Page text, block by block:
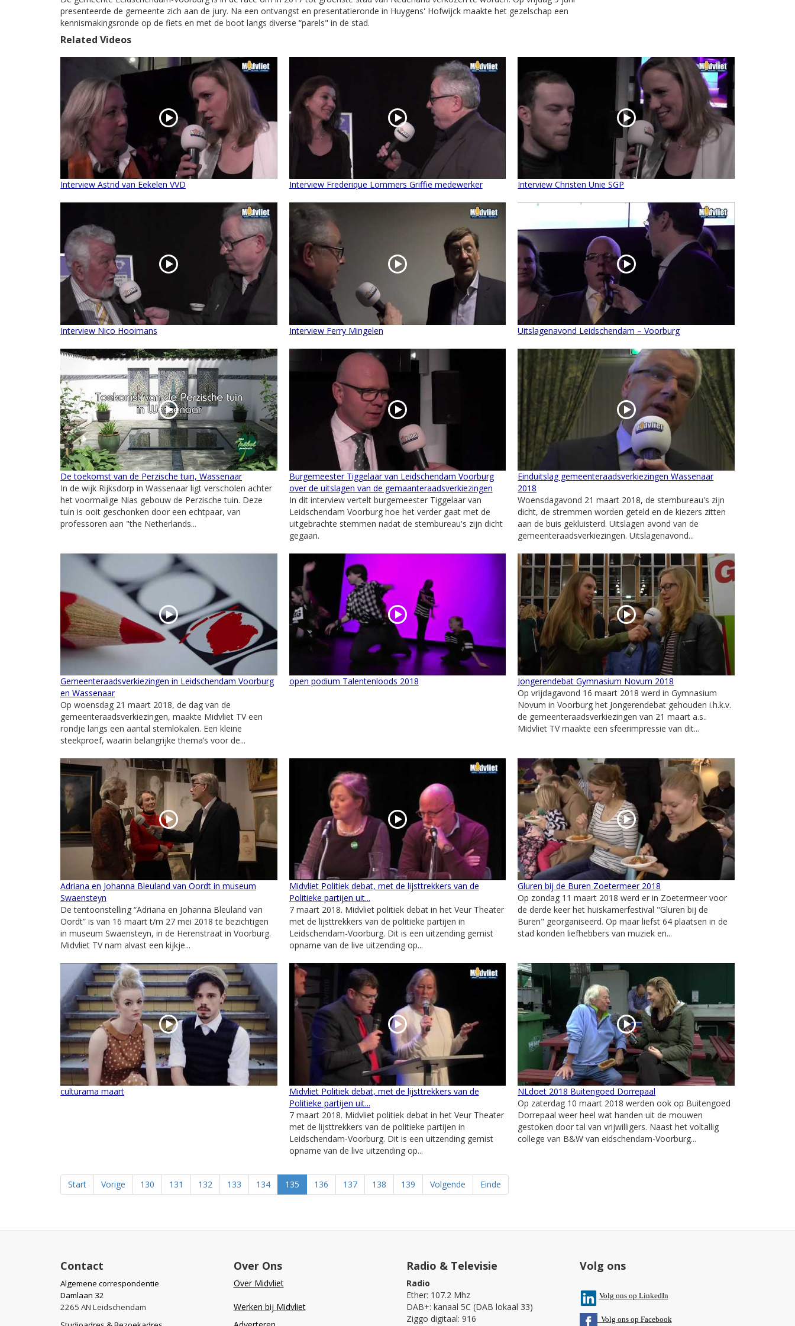
presenteerde de gemeente zich aan de jury. Na een ontvangst en presentatieronde in Huygens' Hofwijck maakte het gezelschap een
kennismakingsronde op de fiets en met de boot langs diverse “parels" in de stad.
Related Videos
Interview Astrid van Eekelen VVD Interview Frederique Lommers Griffie medewerker Interview Christen Unie SGP
Interview Nico Hooimans Interview Ferry Mingelen Uitslagenavond Leidschendam – Voorburg
De toekomst van de Perzische tuin, Wassenaar
In de wijk Rijksdorp in Wassenaar ligt verscholen achter
het voormalige Nias gebouw de Perzische tuin. Deze
tuin is ooit geschonken door een echtpaar, van
professoren aan "the Netherlands...
Burgemeester Tiggelaar van Leidschendam Voorburg
over de uitslagen van de gemaanteraadsverkiezingen
In dit interview vertelt burgemeester Tiggelaar van
Leidschendam Voorburg hoe het verder gaat met de
uitgebrachte stemmen nadat de stembureau's zijn dicht
gegaan.
Einduitslag gemeenteraadsverkiezingen Wassenaar
2018
Woensdagavond 21 maart 2018, de stembureau's zijn
dicht, de stremmen worden geteld en de kiezers zitten
aan de buis gekluisterd. Uitslagen avond van de
gemeenteraadsverkiezingen. Uitslagenavond...
Gemeenteraadsverkiezingen in Leidschendam Voorburg
en Wassenaar
Op woensdag 21 maart 2018, de dag van de
gemeenteraadsverkiezingen, maakte Midvliet TV een
rondje langs een aantal stemlokalen. Een kleine
steekproef, waarin belangrijke thema’s voor de...
open podium Talentenloods 2018
Jongerendebat Gymnasium Novum 2018
Op vrijdagavond 16 maart 2018 werd in Gymnasium
Novum in Voorburg het Jongerendebat gehouden i.h.k.v.
de gemeenteraadsverkiezingen van 21 maart a.s..
Midvliet TV maakte een sfeerimpressie van dit...
Adriana en Johanna Bleuland van Oordt in museum
Swaensteyn
De tentoonstelling “Adriana en Johanna Bleuland van
Oordt” is van 16 maart t/m 27 mei 2018 te bezichtigen
in museum Swaensteyn, in de Herenstraat in Voorburg.
Midvliet TV nam alvast een kijkje...
Midvliet Politiek debat, met de lijsttrekkers van de
Politieke partijen uit...
7 maart 2018. Midvliet politiek debat in het Veur Theater
met de lijsttrekkers van de politieke partijen in
Leidschendam-Voorburg. Dit is een uitzending gemist
opname van de live uitzending op...
Gluren bij de Buren Zoetermeer 2018
Op zondag 11 maart 2018 werd er in Zoetermeer voor
de derde keer het huiskamerfestival "Gluren bij de
Buren" georganiseerd. Op maar liefst 64 plaatsen in de
stad konden liefhebbers van muziek en...
culturama maart
Midvliet Politiek debat, met de lijsttrekkers van de
Politieke partijen uit...
7 maart 2018. Midvliet politiek debat in het Veur Theater
met de lijsttrekkers van de politieke partijen in
Leidschendam-Voorburg. Dit is een uitzending gemist
opname van de live uitzending op...
NLdoet 2018 Buitengoed Dorrepaal
Op zaterdag 10 maart 2018 werden ook op Buitengoed
Dorrepaal weer heel wat handen uit de mouwen
gestoken door tal van vrijwilligers. Naast het voltallig
college van B&W van eidschendam-Voorburg...
Start Vorige 130 131 132 133 134 135 136 137 138 139 Volgende Einde
Contact
Algemene correspondentie
Damlaan 32
2265 AN Leidschendam
Over Ons
Over Midvliet
Werken bij Midvliet
Radio & Televisie
Radio
Ether: 107.2 Mhz
DAB+: kanaal 5C (DAB lokaal 33)
Ziggo digitaal: 916
Volg ons
Volg ons op LinkedIn
Volg ons op Facebook